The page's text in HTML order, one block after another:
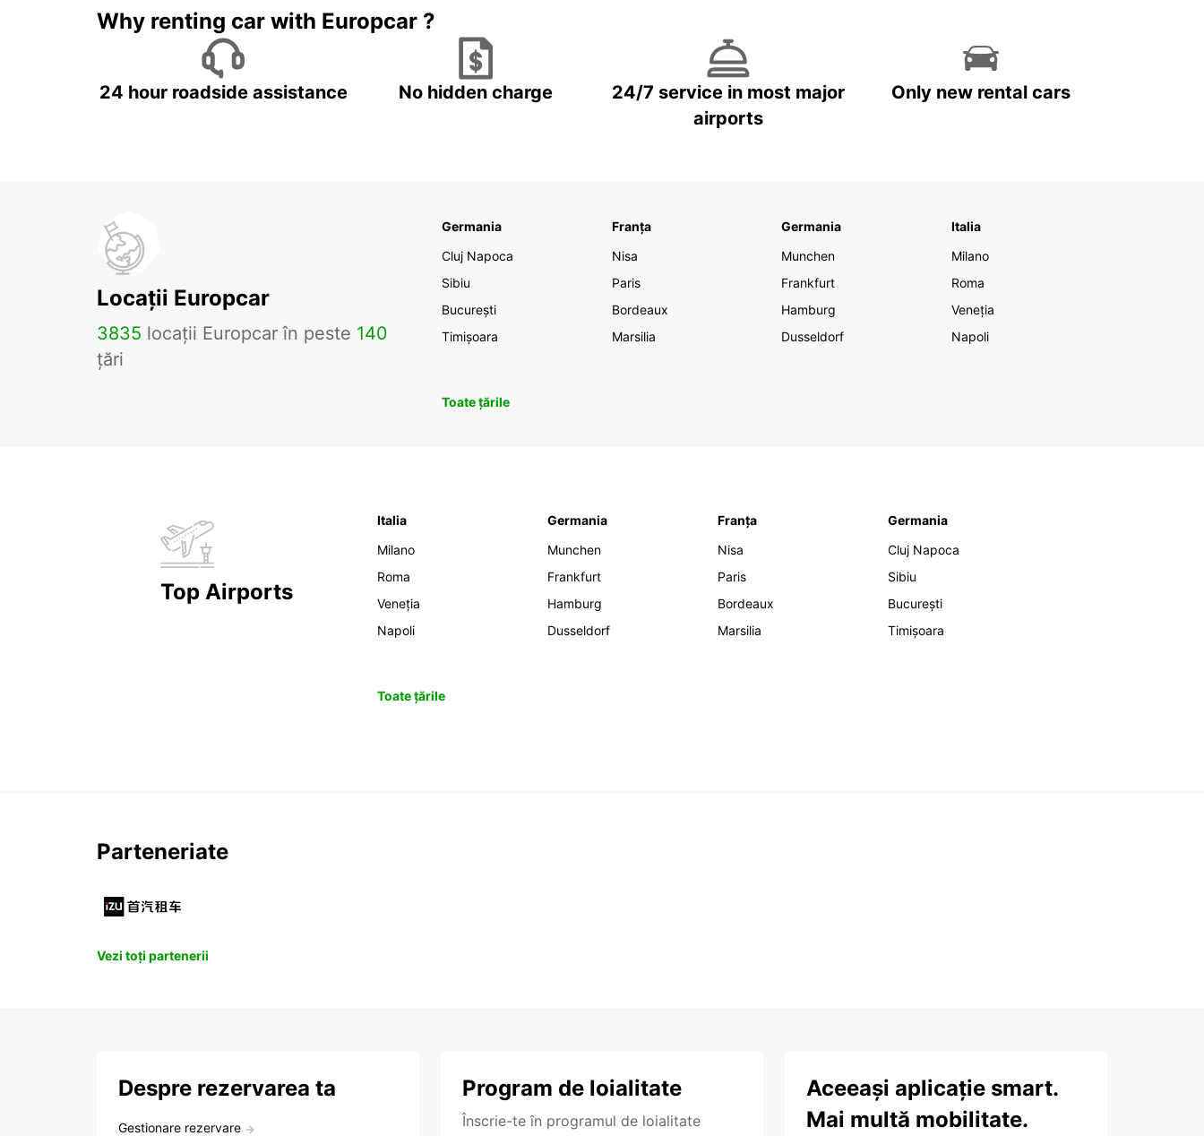
Why renting car with Europcar ?
24 hour roadside assistance No hidden charge
24/7 service in most major
airports
Only new rental cars
Locații Europcar
3835 locații Europcar în peste 140
țări
Germania
Cluj Napoca
Sibiu
București
Timișoara
Franța
Nisa
Paris
Bordeaux
Marsilia
Germania
Munchen
Frankfurt
Hamburg
Dusseldorf
Italia
Milano
Roma
Veneția
Napoli
Toate țările
Top Airports
Italia
Milano
Roma
Veneția
Napoli
Germania
Munchen
Frankfurt
Hamburg
Dusseldorf
Franța
Nisa
Paris
Bordeaux
Marsilia
Germania
Cluj Napoca
Sibiu
București
Timișoara
Toate țările
Parteneriate
Vezi toți partenerii
Despre rezervarea ta
Gestionare rezervare
Program de loialitate
Înscrie-te în programul de loialitate
Aceeași aplicație smart.
Mai multă mobilitate.